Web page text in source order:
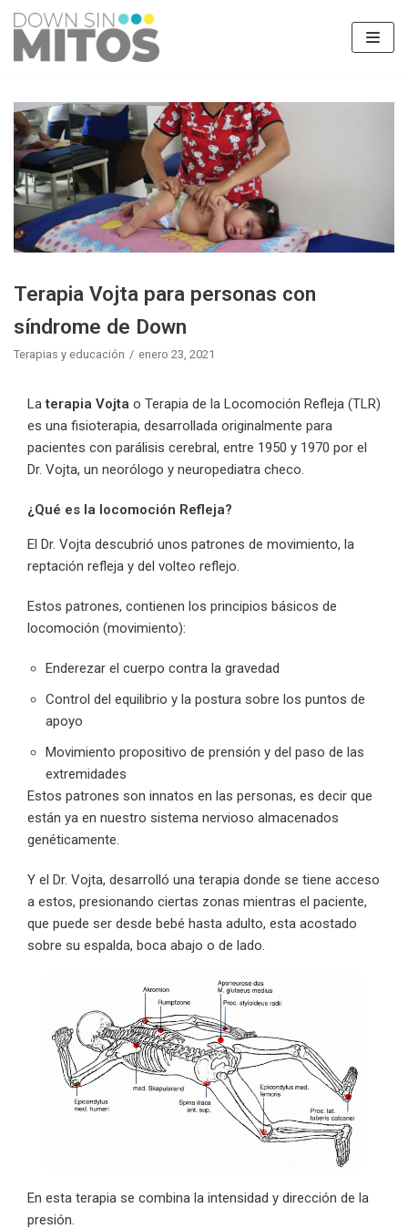
Saltar
al
contenido
Terapia Vojta para personas con
síndrome de Down
Terapias y educación enero 23, 2021
Laterapia Vojta o Terapia de la Locomoción Refleja (TLR)
es una fisioterapia, desarrollada originalmente para
pacientes con parálisis cerebral, entre 1950 y 1970 por el
Dr. Vojta, un neorólogo y neuropediatra checo.
¿Qué es la locomoción Refleja?
El Dr. Vojta descubrió unos patrones de movimiento, la
reptación refleja y del volteo reflejo.
Estos patrones, contienen los principios básicos de
locomoción (movimiento):
Enderezar el cuerpo contra la gravedad
Control del equilibrio y la postura sobre los puntos de
apoyo
Movimiento propositivo de prensión y del paso de las
extremidades
Estos patrones son innatos en las personas, es decir que
están ya en nuestro sistema nervioso almacenados
genéticamente.
Y el Dr. Vojta, desarrolló una terapia donde se tiene acceso
a estos, presionando ciertas zonas mientras el paciente,
que puede ser desde bebé hasta adulto, esta acostado
sobre su espalda, boca abajo o de lado.
En esta terapia se combina la intensidad y dirección de la
presión.